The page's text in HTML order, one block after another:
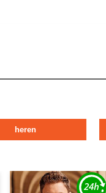
heren